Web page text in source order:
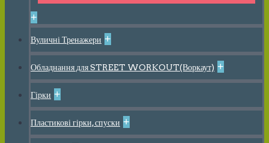
+
Вуличні Тренажери +
Обладнання для STREET WORKOUT(Воркаут) +
Гірки +
Пластикові гірки, спуски +